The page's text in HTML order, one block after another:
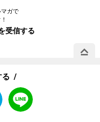
ガで
受信する
る